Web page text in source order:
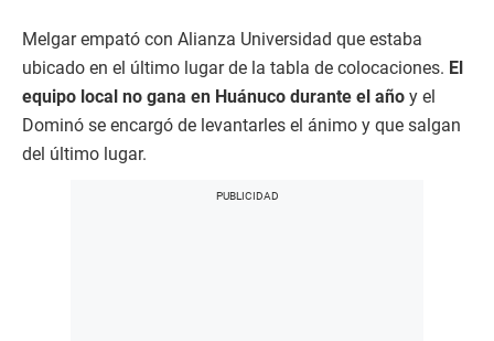
Melgar empató con Alianza Universidad que estaba
ubicado en el último lugar de la tabla de colocaciones. El
equipo local no gana en Huánuco durante el año y el
Dominó se encargó de levantarles el ánimo y que salgan
del último lugar.